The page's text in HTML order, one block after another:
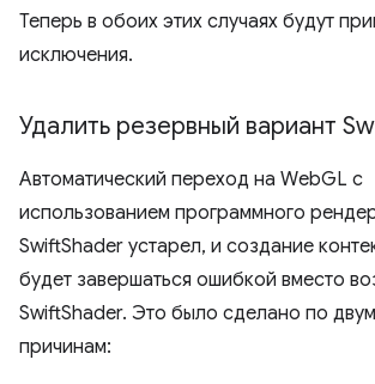
Теперь в обоих этих случаях будут
исключения.
Удалить резервный вариант
Автоматический переход на WebGL с
использованием программного
SwiftShader устарел, и создание
будет завершаться ошибкой вместо
SwiftShader. Это было сделано по
причинам: